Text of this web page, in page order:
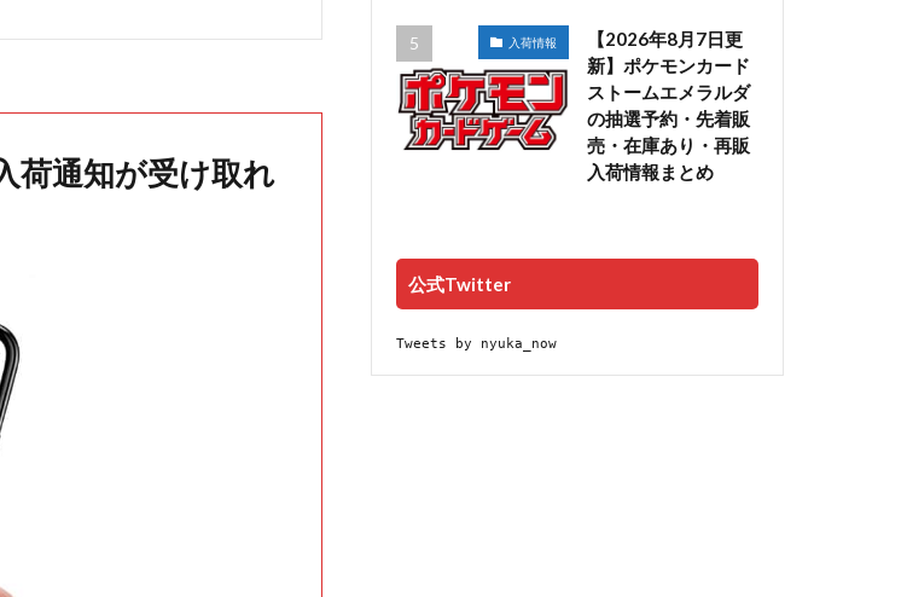
荷通知が受け取れ
入荷情報
【2026年8月7日更
新】ポケモンカード
ストームエメラルダ
の抽選予約・先着販
売・在庫あり・再販
入荷情報まとめ
公式Twitter
Tweets by nyuka_now